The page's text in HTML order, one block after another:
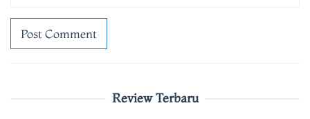
Review Terbaru